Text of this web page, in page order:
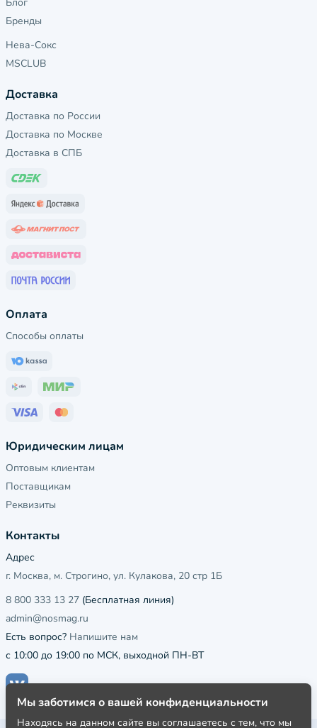
Блог
Бренды
Нева-Сокс
MSCLUB
Доставка
Доставка по России
Доставка по Москве
Доставка в СПБ
Оплата
Способы оплаты
Юридическим лицам
Оптовым клиентам
Поставщикам
Реквизиты
Контакты
Адрес
г. Москва, м. Строгино, ул. Кулакова, 20 стр 1Б
8 800 333 13 27 (Бесплатная линия)
admin@nosmag.ru
Есть вопрос? Напишите нам
с 10:00 до 19:00 по МСК, выходной ПН-ВТ
Мы заботимся о вашей конфиденциальности
Находясь на данном сайте вы соглашаетесь с тем, что мы